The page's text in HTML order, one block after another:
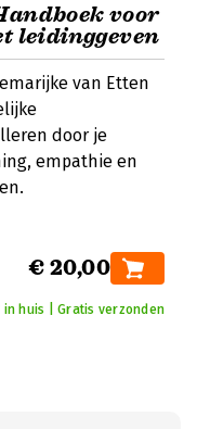
voor
leidinggeven
van Etten
door je
empathie en
€ 20,00
in huis | Gratis verzonden